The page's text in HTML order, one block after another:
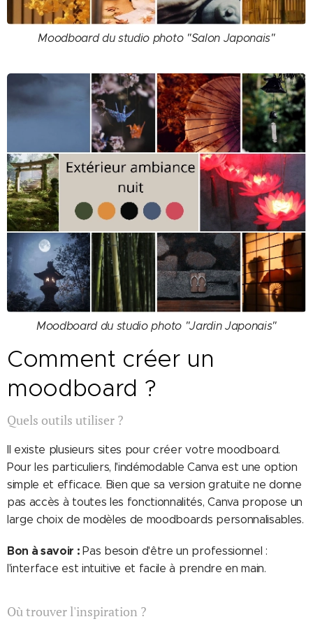
Moodboard du studio photo "Salon Japonais"
Moodboard du studio photo "Jardin Japonais"
Comment créer un
moodboard ?
Quels outils utiliser ?
Il existe plusieurs sites pour créer votre moodboard.
Pour les particuliers, l'indémodable Canva est une option
simple et efficace. Bien que sa version gratuite ne donne
pas accès à toutes les fonctionnalités, Canva propose un
large choix de modèles de moodboards personnalisables.
Bon à savoir :Pas besoin d'être un professionnel :
l'interface est intuitive et facile à prendre en main.
Où trouver l'inspiration ?